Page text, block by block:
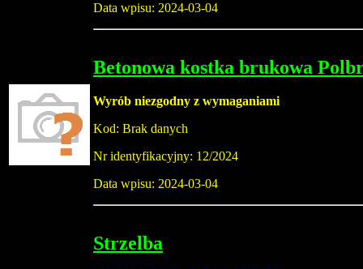
Data wpisu: 2024-03-04
Betonowa kostka brukowa
Wyrób niezgodny z wymaganiami
Kod: Brak danych
Nr identyfikacyjny: 12/2024
Data wpisu: 2024-03-04
Strzelba